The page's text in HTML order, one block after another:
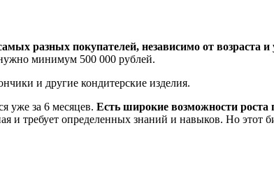
разных покупателей, независимо от возраста и
минимум 500 000 рублей.
и другие кондитерские изделия.
уже за 6 месяцев. Есть широкие возможности роста
и требует определенных знаний и навыков. Но этот